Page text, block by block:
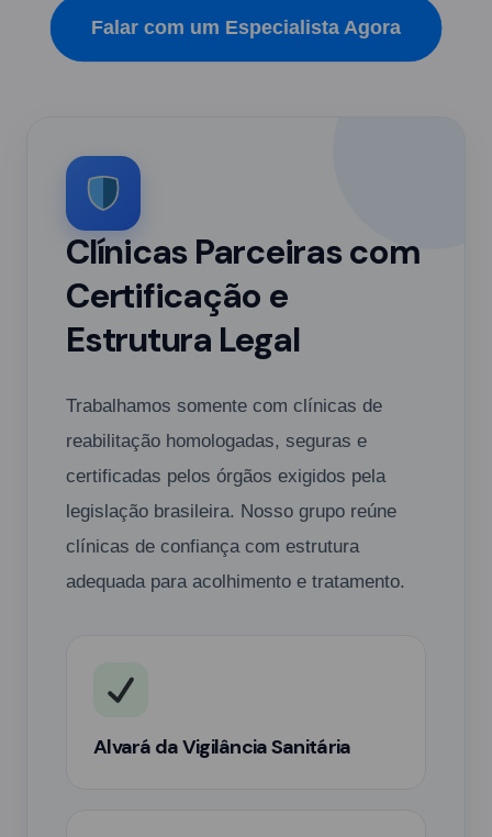
Falar com um Especialista Agora
Clínicas Parceiras com
Certificação e
Estrutura Legal
Trabalhamos somente com clínicas de
reabilitação homologadas, seguras e
certificadas pelos órgãos exigidos pela
legislação brasileira. Nosso grupo reúne
clínicas de confiança com estrutura
adequada para acolhimento e tratamento.
Alvará da Vigilância Sanitária